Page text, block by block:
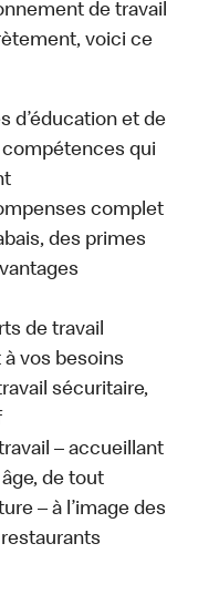
de travail
voici ce
d’éducation et de
qui
complet
des primes
de travail
vos besoins
sécuritaire,
– accueillant
de tout
– à l’image des